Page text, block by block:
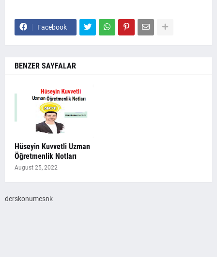
Facebook
BENZER SAYFALAR
Hüseyin Kuvvetli Uzman
Öğretmenlik Notları
August 25, 2022
derskonumesnk